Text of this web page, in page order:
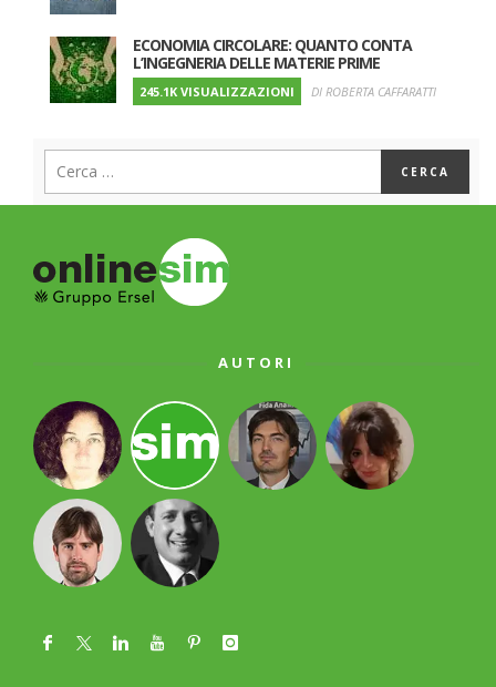
ECONOMIA CIRCOLARE: QUANTO CONTA
L’INGEGNERIA DELLE MATERIE PRIME
245.1K VISUALIZZAZIONI DI ROBERTA CAFFARATTI
AUTORI